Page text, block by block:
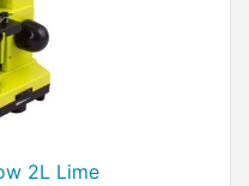
2L Lime